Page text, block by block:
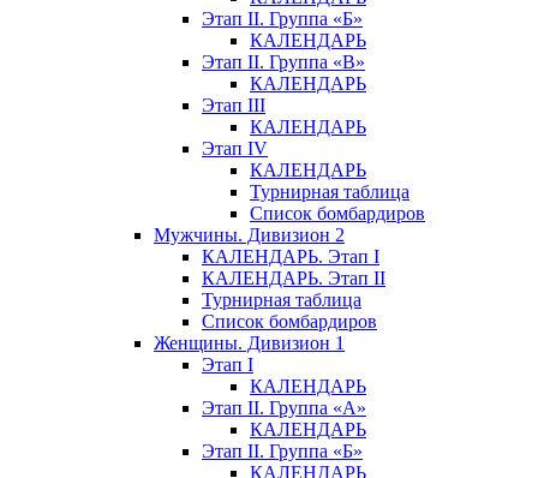
Этап II. Группа «Б»
КАЛЕНДАРЬ
Этап II. Группа «В»
КАЛЕНДАРЬ
Этап III
КАЛЕНДАРЬ
Этап IV
КАЛЕНДАРЬ
Турнирная таблица
Список бомбардиров
Мужчины. Дивизион 2
КАЛЕНДАРЬ. Этап I
КАЛЕНДАРЬ. Этап II
Турнирная таблица
Список бомбардиров
Женщины. Дивизион 1
Этап I
КАЛЕНДАРЬ
Этап II. Группа «А»
КАЛЕНДАРЬ
Этап II. Группа «Б»
КАЛЕНДАРЬ